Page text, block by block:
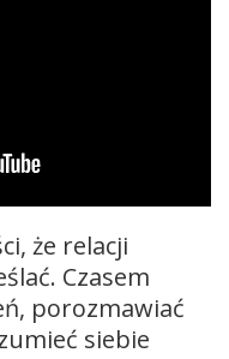
że relacji
Czasem
porozmawiać
siebie